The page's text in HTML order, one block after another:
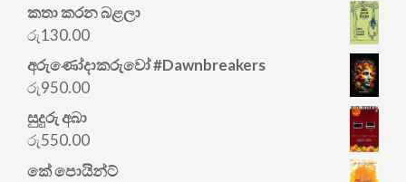
කතා කරන බළලා
රු130.00
අරු‍ණෝදාකරුවෝ #Dawnbreakers
රු950.00
සුදුරු අබා
රු550.00
කේ පොයින්ට්